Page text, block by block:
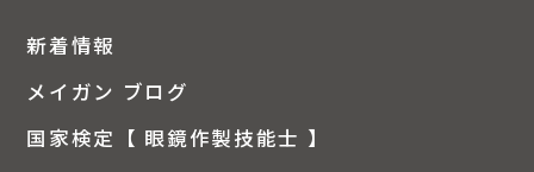
新着情報
メイガン ブログ
国家検定【 眼鏡作製技能士 】